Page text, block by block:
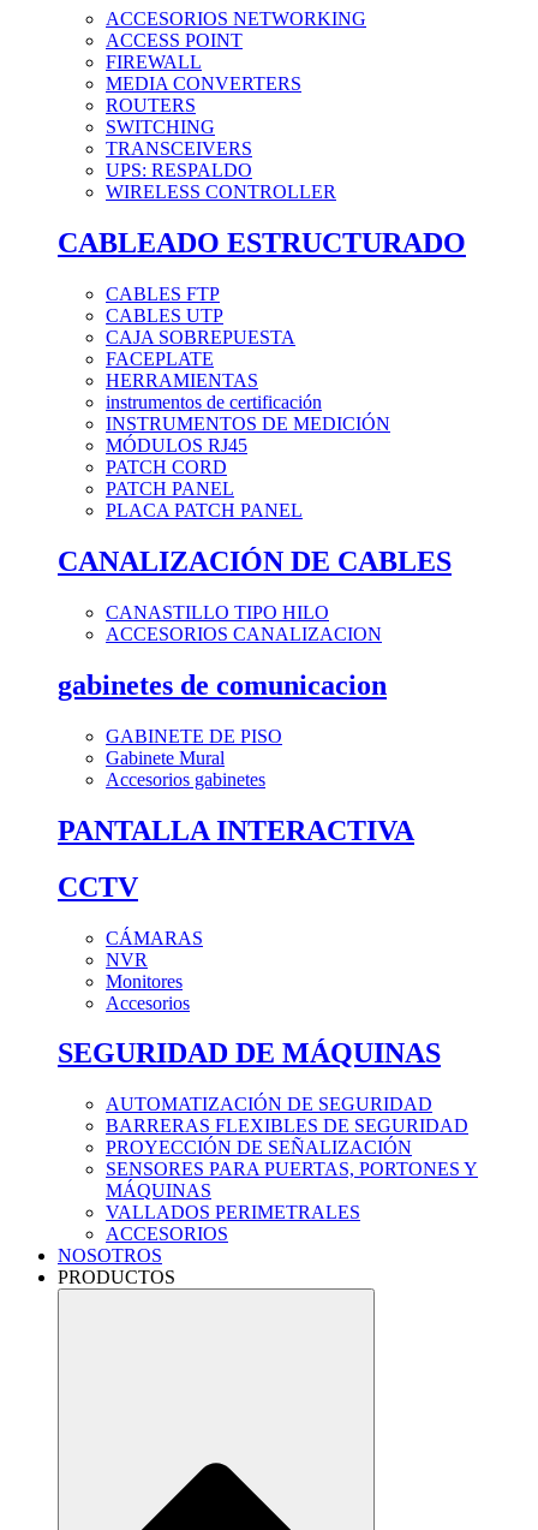
ACCESORIOS NETWORKING
ACCESS POINT
FIREWALL
MEDIA CONVERTERS
ROUTERS
SWITCHING
TRANSCEIVERS
UPS: RESPALDO
WIRELESS CONTROLLER
CABLEADO ESTRUCTURADO
CABLES FTP
CABLES UTP
CAJA SOBREPUESTA
FACEPLATE
HERRAMIENTAS
instrumentos de certificación
INSTRUMENTOS DE MEDICIÓN
MÓDULOS RJ45
PATCH CORD
PATCH PANEL
PLACA PATCH PANEL
CANALIZACIÓN DE CABLES
CANASTILLO TIPO HILO
ACCESORIOS CANALIZACION
gabinetes de comunicacion
GABINETE DE PISO
Gabinete Mural
Accesorios gabinetes
PANTALLA INTERACTIVA
CCTV
CÁMARAS
NVR
Monitores
Accesorios
SEGURIDAD DE MÁQUINAS
AUTOMATIZACIÓN DE SEGURIDAD
BARRERAS FLEXIBLES DE SEGURIDAD
PROYECCIÓN DE SEÑALIZACIÓN
SENSORES PARA PUERTAS, PORTONES Y
MÁQUINAS
VALLADOS PERIMETRALES
ACCESORIOS
NOSOTROS
PRODUCTOS